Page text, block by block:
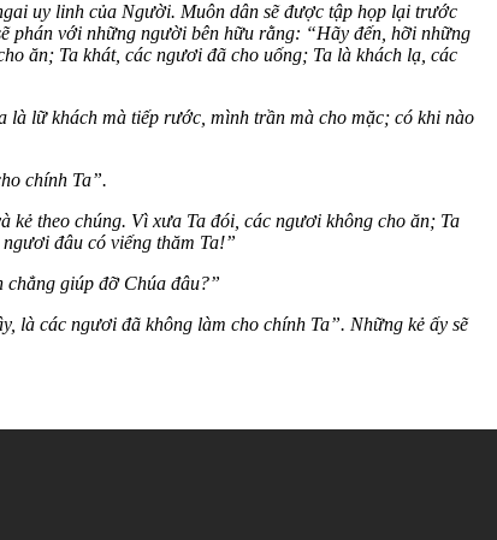
uy linh của Người. Muôn dân sẽ được tập họp lại trước
phán với những người bên hữu rằng: “Hãy đến, hỡi những
ăn; Ta khát, các ngươi đã cho uống; Ta là khách lạ, các
lữ khách mà tiếp rước, mình trần mà cho mặc; có khi nào
chính Ta”.
theo chúng. Vì xưa Ta đói, các ngươi không cho ăn; Ta
đâu có viếng thăm Ta!”
chẳng giúp đỡ Chúa đâu?”
là các ngươi đã không làm cho chính Ta”. Những kẻ ấy sẽ